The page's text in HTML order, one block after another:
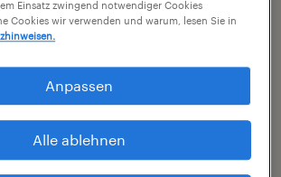
Einsatz zwingend notwendiger Cookies
Cookies wir verwenden und warum, lesen Sie in
Anpassen
Alle ablehnen